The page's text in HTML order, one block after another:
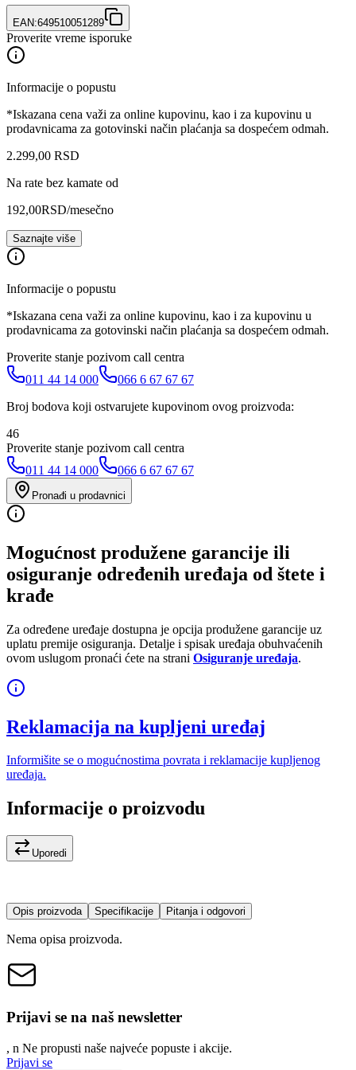
EAN:649510051289
Proverite vreme isporuke
Informacije o popustu
*Iskazana cena važi za online kupovinu, kao i za kupovinu u
prodavnicama za gotovinski način plaćanja sa dospećem odmah.
2.299,00 RSD
Na rate bez kamate od
192,00RSD/mesečno
Saznajte više
Informacije o popustu
*Iskazana cena važi za online kupovinu, kao i za kupovinu u
prodavnicama za gotovinski način plaćanja sa dospećem odmah.
Proverite stanje pozivom call centra
011 44 14 000
066 6 67 67 67
Broj bodova koji ostvarujete kupovinom ovog proizvoda:
46
Proverite stanje pozivom call centra
011 44 14 000
066 6 67 67 67
Pronađi u prodavnici
Mogućnost produžene garancije ili
osiguranje određenih uređaja od štete i
krađe
Za određene uređaje dostupna je opcija produžene garancije uz
uplatu premije osiguranja. Detalje i spisak uređaja obuhvaćenih
ovom uslugom pronaći ćete na strani Osiguranje uređaja.
Reklamacija na kupljeni uređaj
Informišite se o mogućnostima povrata i reklamacije kupljenog
uređaja.
Informacije o proizvodu
Uporedi
Opis proizvoda Specifikacije Pitanja i odgovori
Nema opisa proizvoda.
Prijavi se na naš newsletter
, n Ne propusti naše najveće popuste i akcije.
Prijavi se